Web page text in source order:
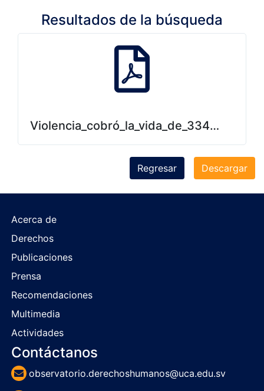
Resultados de la búsqueda
Descargar
Regresar
Acerca de
Derechos
Publicaciones
Prensa
Recomendaciones
Multimedia
Actividades
Contáctanos
observatorio.derechoshumanos@uca.edu.sv